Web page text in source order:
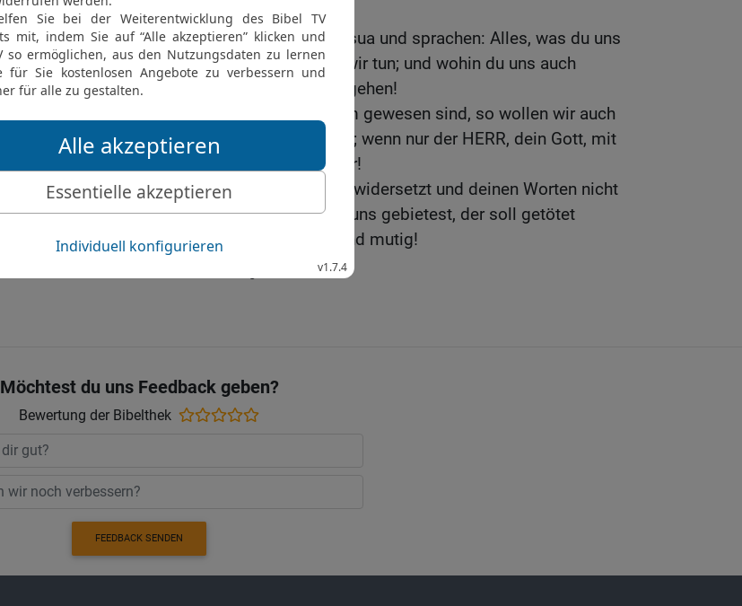
Aufgang der Sonne!
16 Und sie antworteten Josua und sprachen: Alles, was du uns
geboten hast, das wollen wir tun; und wohin du uns auch
sendest, dahin wollen wir gehen!
Wie wir Mose gehorsam gewesen sind, so wollen wir auch
dir in allem gehorsam sein; wenn nur der HERR, dein Gott, mit
dir ist, wie er mit Mose war!
18 Wer sich deinem Mund widersetzt und deinen Worten nicht
gehorcht in allem, was du uns gebietest, der soll getötet
werden! Sei du nur stark und mutig!
Möchtest du uns Feedback geben?
Bewertung der Bibelthek
FEEDBACK SENDEN